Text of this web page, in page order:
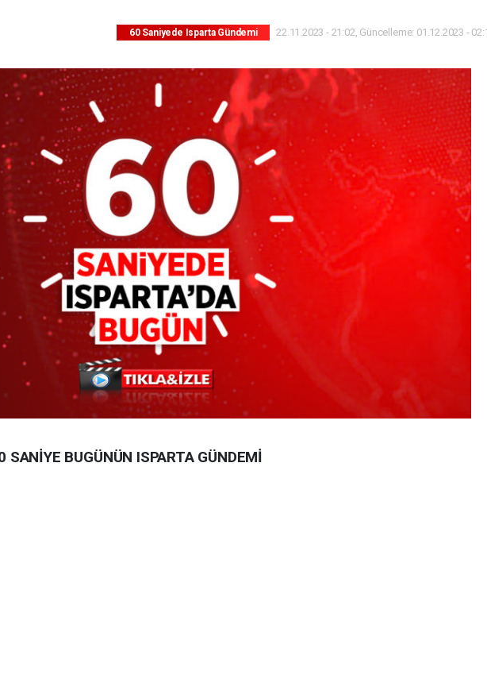
60 Saniyede Isparta Gündemi 22.11.2023 - 21:02, Güncelleme: 01.12.2023 -
BUGÜNÜN ISPARTA GÜNDEMİ